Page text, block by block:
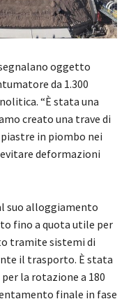
oggetto
da 1.300
“È stata una
creato una trave di
in piombo nei
deformazioni
suo alloggiamento
fino a quota utile per
tramite sistemi di
il trasporto. È stata
la rotazione a 180
finale in fase